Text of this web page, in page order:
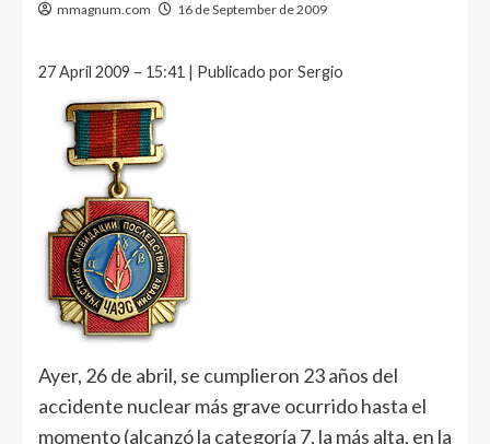
mmagnum.com 16 de September de 2009
27 April 2009 – 15:41 | Publicado por Sergio
Ayer, 26 de abril, se cumplieron 23 años del
accidente nuclear más grave ocurrido hasta el
momento (alcanzó la categoría 7, la más alta, en la